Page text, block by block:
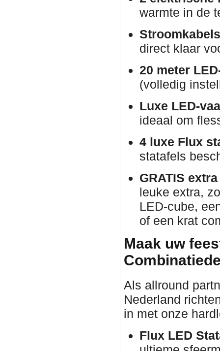
warmte in de
direct klaar
20 meter
(volledig
Luxe LED-
ideaal om
4 luxe Flux
statafels
GRATIS
leuke extra,
LED-cube,
of een krat
Maak uw
Als allround
Nederland
in met onze
Flux LED